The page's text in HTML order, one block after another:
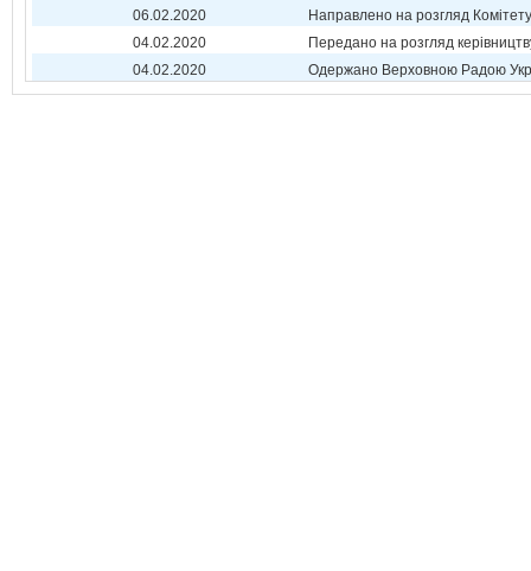
06.02.2020
Направлено на розгляд Комітету
04.02.2020
Передано на розгляд
04.02.2020
Одержано Верховною Радою